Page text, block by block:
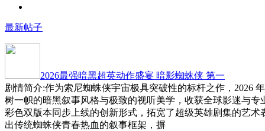
最新帖子
2026最强暗黑超英动作盛宴 暗影蜘蛛侠 第一
剧情简介:作为索尼蜘蛛侠宇宙极具突破性的标杆之作，2026
树一帜的暗黑叙事风格与极致的视听美学，收获全球影迷与
彩色双版本同步上线的创新形式，拓宽了超级英雄剧集的艺
出传统蜘蛛侠青春热血的叙事框架，摒